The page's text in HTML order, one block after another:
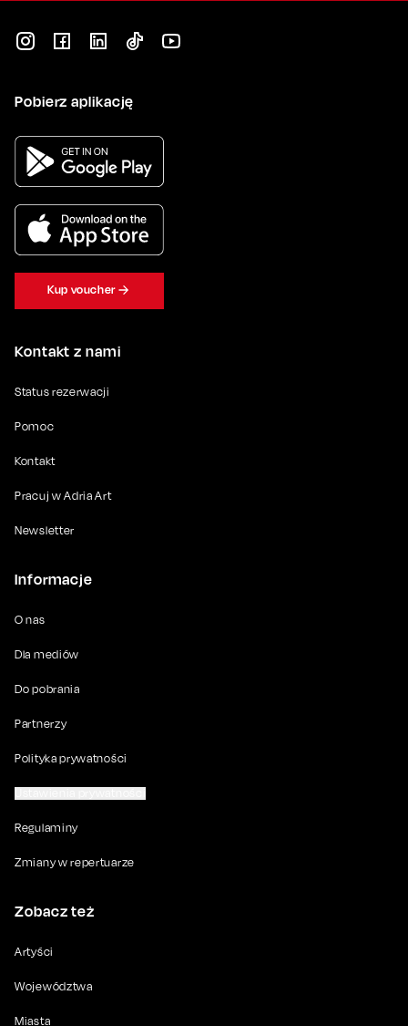
Kontakt z nami
Status rezerwacji
Pomoc
Kontakt
Pracuj w Adria Art
Newsletter
Informacje
O nas
Dla mediów
Do pobrania
Partnerzy
Polityka prywatności
Regulaminy
Zmiany w repertuarze
Zobacz też
Artyści
Województwa
Miasta
Pobierz aplikację
Kup voucher